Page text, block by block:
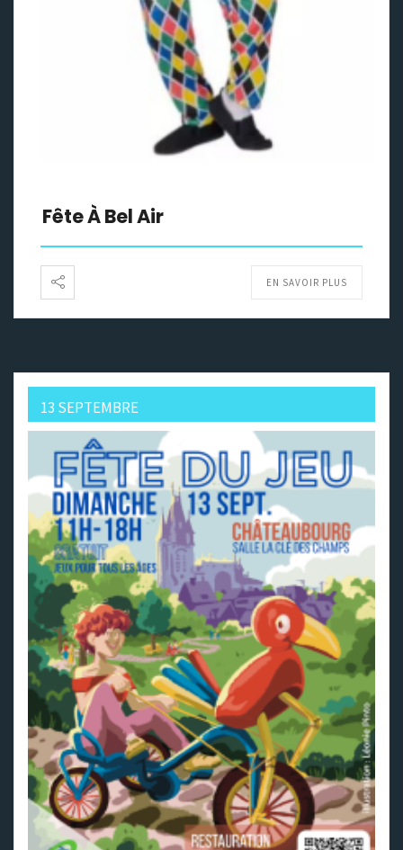
Fête À Bel Air
EN SAVOIR PLUS
13 SEPTEMBRE